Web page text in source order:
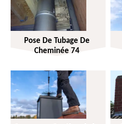
Pose De Tubage De
Cheminée 74